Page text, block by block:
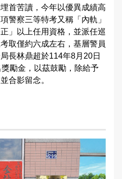
網站導覽
雙語詞彙
本局信箱
English
首苦讀，今年以優異成績高
警察三等特考又稱「內軌」
」以上任用資格，並派任巡
取僅約六成左右，基層警員
長林鼎超於114年8月20日
獎勵金，以茲鼓勵，除給予
合影留念。